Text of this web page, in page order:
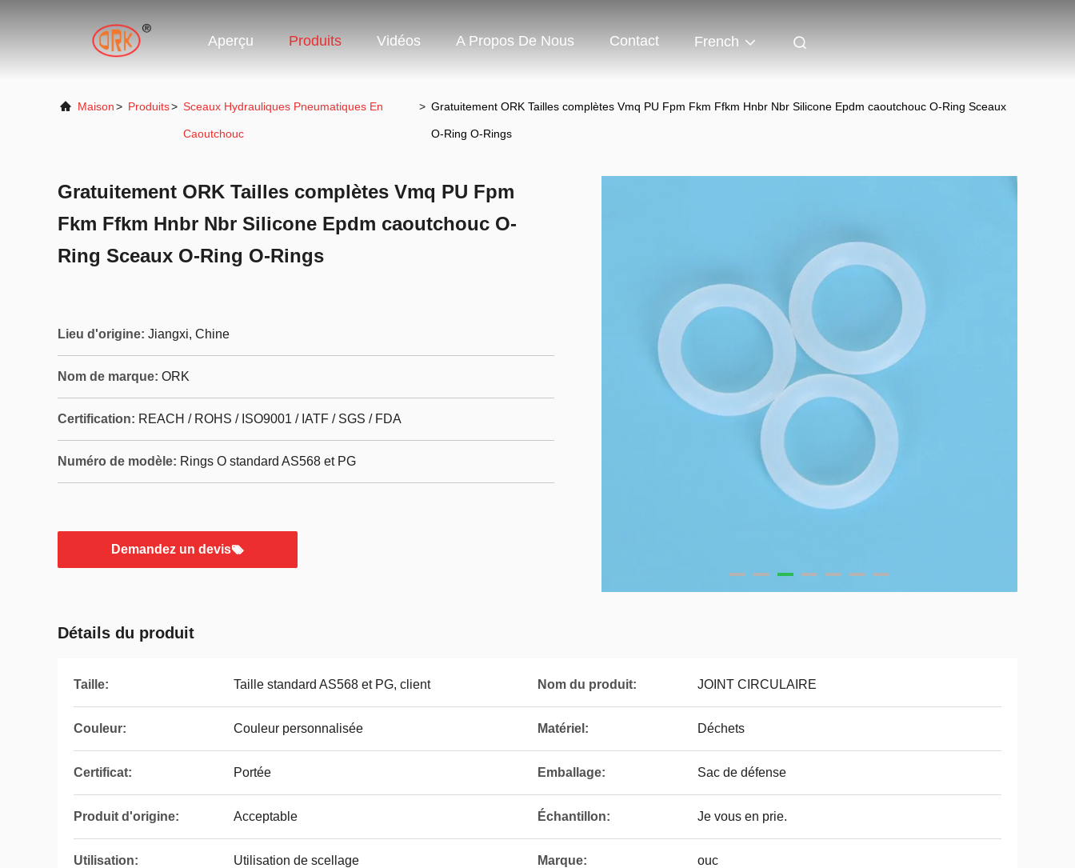
Aperçu Produits Vidéos A Propos De Nous Contact French
Maison> Produits> Sceaux Hydrauliques Pneumatiques En
Caoutchouc
> Gratuitement ORK Tailles complètes Vmq PU Fpm Fkm Ffkm Hnbr Nbr Silicone Epdm caoutchouc O-Ring Sceaux
O-Ring O-Rings
Gratuitement ORK Tailles complètes Vmq PU Fpm
Fkm Ffkm Hnbr Nbr Silicone Epdm caoutchouc O-
Ring Sceaux O-Ring O-Rings
Lieu d'origine: Jiangxi, Chine
Nom de marque: ORK
Certification: REACH / ROHS / ISO9001 / IATF / SGS / FDA
Numéro de modèle: Rings O standard AS568 et PG
Demandez un devis
Détails du produit
Taille: Taille standard AS568 et PG, client Nom du produit: JOINT CIRCULAIRE
Couleur: Couleur personnalisée Matériel: Déchets
Certificat: Portée Emballage: Sac de défense
Produit d'origine: Acceptable Échantillon: Je vous en prie.
Utilisation: Utilisation de scellage Marque: ouc